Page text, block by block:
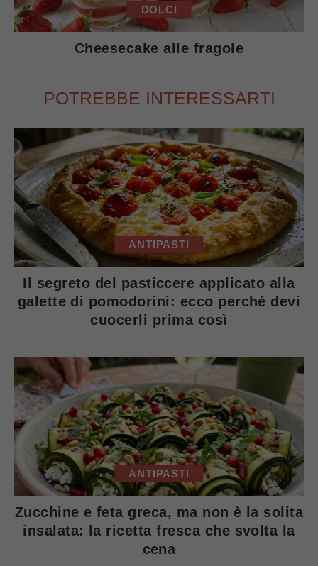
DOLCI
Cheesecake alle fragole
POTREBBE INTERESSARTI
ANTIPASTI
Il segreto del pasticcere applicato alla
galette di pomodorini: ecco perché devi
cuocerli prima così
ANTIPASTI
Zucchine e feta greca, ma non è la solita
insalata: la ricetta fresca che svolta la
cena